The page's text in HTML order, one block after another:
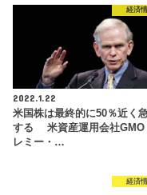
経済
2022.1.22
米国株は最終的に50％近く
する 米資産運用会社GMO
レミー・…
経済